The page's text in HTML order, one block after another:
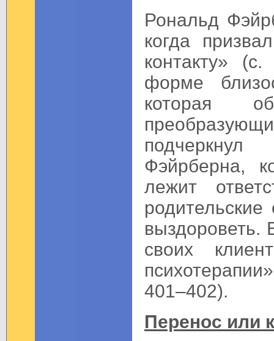
Рональд
когда
контакту»
форме
которая
Фэйрберна,
лежит
выздороветь.
своих
401–402).
Перенос или